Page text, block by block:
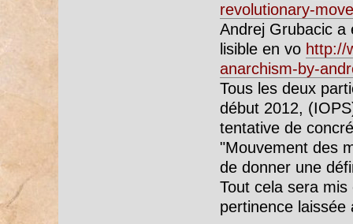
revolutionary-
Andrej Grubacic a
lisible en vo http://
anarchism-by-
Tous les deux
début 2012,
tentative de
"Mouvement des
de donner une
Tout cela sera
pertinence laissée